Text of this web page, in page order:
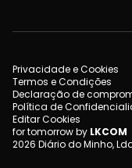
Privacidade e Cookies
Termos e Condições
Declaração de
Política de
Editar Cookies
for tomorrow by LKCOM
2026 Diário do Minho,